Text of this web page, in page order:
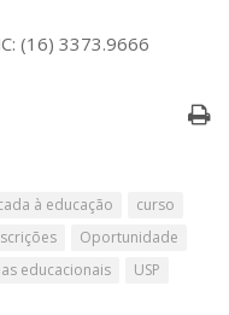
(16) 3373.9666
à educação
curso
Oportunidade
educacionais
USP